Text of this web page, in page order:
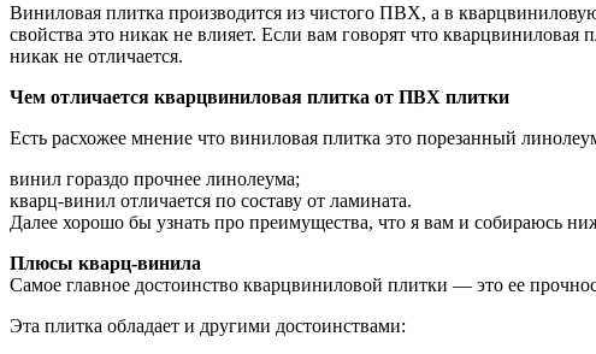
Виниловая плитка производится из чистого ПВХ, а в
свойства это никак не влияет. Если вам говорят что
никак не отличается.
Чем отличается кварцвиниловая плитка от ПВХ плитки
Есть расхожее мнение что виниловая плитка это порезанный
винил гораздо прочнее линолеума;
кварц-винил отличается по составу от ламината.
Далее хорошо бы узнать про преимущества, что я вам и собираюсь
Плюсы кварц-винила
Самое главное достоинство кварцвиниловой плитки — это ее
Эта плитка обладает и другими достоинствами: